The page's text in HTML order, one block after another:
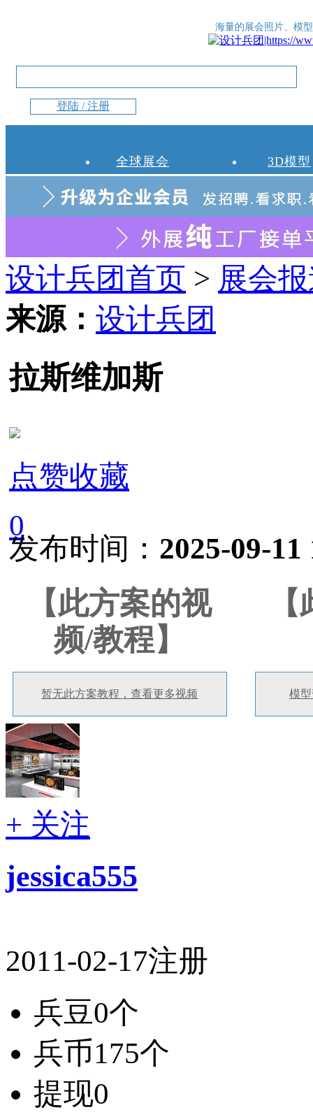
海量的展会照片、模
登陆 / 注册
全球展会 3D模型
设计兵团首页 > 展会
来源： 设计兵团
拉斯维加斯
点赞收藏
0
发布时间： 2025-09-11
【此方案的视
频/教程】
暂无此方案教程，查看更多视频 模
+ 关注
jessica555
2011-02-17注册
兵豆0个
兵币175个
提现0